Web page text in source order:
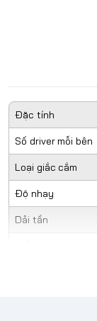
chuyên nghiệp
Đặc tính
Số driver mỗi bên
Loại giắc cắm
Độ nhạy
Dải tần